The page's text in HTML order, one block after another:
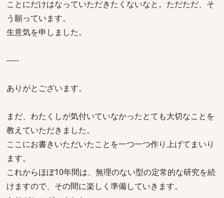
ことにだけはなっていただきたくないなと。ただただ、そ
う願っています。
生意気を申しました。
-----
ありがとございます。
まだ、わたくしが気付いていなかったとても大切なことを
教えていただきました。
ここにお書きいただいたことを一つ一つ作り上げてまいり
ます。
これからほぼ10年間は、無理のない型の定常的な研究を続
けますので、その間に楽しく準備していきます。